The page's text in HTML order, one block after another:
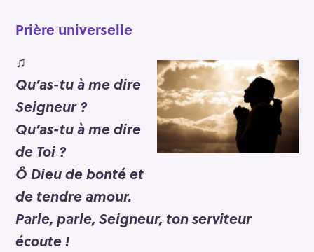
Prière universelle
♫
Qu’as-tu à me dire
Seigneur ?
Qu’as-tu à me dire
de Toi ?
Ô Dieu de bonté et
de tendre amour.
Parle, parle, Seigneur, ton serviteur
écoute !